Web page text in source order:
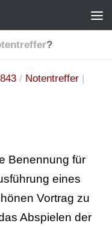
?
/ Notentreffer |
Benennung für
eines
Vortrag zu
Abspielen der